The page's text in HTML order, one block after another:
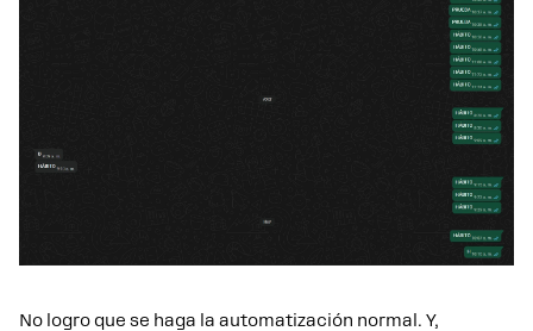
No logro que se haga la automatización normal. Y,